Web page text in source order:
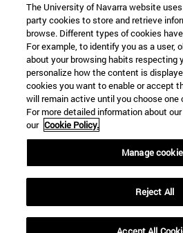
The University of Navarra website
party cookies to store and retrieve
browse. Different types of cookies
For example, to identify you as a user,
about your browsing habits respecting
personalize how the content is
cookies you want to enable or accept
will remain active until you choose
For more detailed information about
our Cookie Policy.
Manage
Reject All